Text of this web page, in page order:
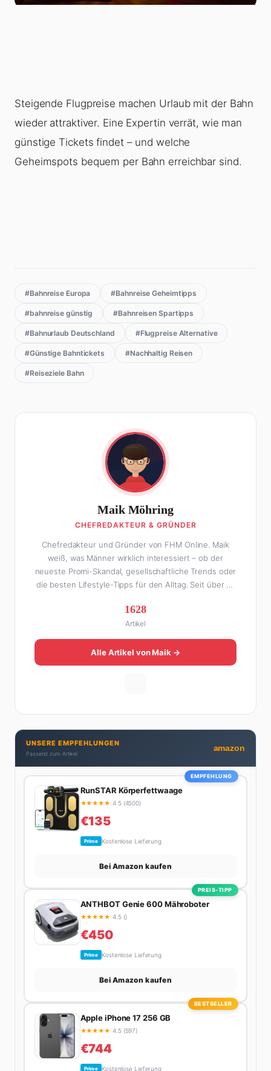
Steigende Flugpreise machen Urlaub mit der Bahn
wieder attraktiver. Eine Expertin verrät, wie man
günstige Tickets findet – und welche
Geheimspots bequem per Bahn erreichbar sind.
#Bahnreise Europa #Bahnreise Geheimtipps
#bahnreise günstig #Bahnreisen Spartipps
#Bahnurlaub Deutschland #Flugpreise Alternative
#Günstige Bahntickets #Nachhaltig Reisen
#Reiseziele Bahn
Maik Möhring
CHEFREDAKTEUR & GRÜNDER
Chefredakteur und Gründer von FHM Online. Maik
weiß, was Männer wirklich interessiert – ob der
neueste Promi-Skandal, gesellschaftliche Trends oder
die besten Lifestyle-Tipps für den Alltag. Seit über 10
Online zu einer der führenden Männer-Lifestyle-
Plattformen im deutschsprachigen Raum aufgebaut.
Sein Weg dahin war alles andere als geradlinig: Die
eine Hälfte seines Lebens stand er in der
Gastronomie – mit allem, was dazugehört. Die andere
dran. Wenn Maik nicht gerade den heißesten Tratsch
aus der Promi-Welt aufspürt oder die besten
Lifestyle-Empfehlungen zusammenstellt, findet man
ihn beim Wandern in den Schweizer Alpen, am Grill
mit Freunden oder auf der Suche nach dem
perfekten Espresso. Sein Motto: Lieber einmal richtig
1628
Artikel
Alle Artikel von Maik →
UNSERE EMPFEHLUNGEN
Passend zum Artikel
amazon
EMPFEHLUNG
RunSTAR Körperfettwaage
★★★★★ 4.5 (4500)
€135
Prime Kostenlose Lieferung
Bei Amazon kaufen
PREIS-TIPP
ANTHBOT Genie 600 Mähroboter
★★★★★ 4.5 ()
€450
Prime Kostenlose Lieferung
Bei Amazon kaufen
BESTSELLER
Apple iPhone 17 256 GB
★★★★★ 4.5 (597)
€744
Prime Kostenlose Lieferung